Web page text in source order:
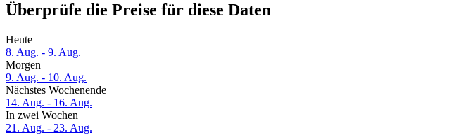
Überprüfe die Preise für diese Daten
Heute
8. Aug. - 9. Aug.
Morgen
9. Aug. - 10. Aug.
Nächstes Wochenende
14. Aug. - 16. Aug.
In zwei Wochen
21. Aug. - 23. Aug.